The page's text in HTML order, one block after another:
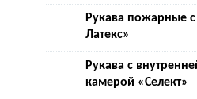
Рукава пожарные
Латекс»
Рукава с
камерой «Селект»